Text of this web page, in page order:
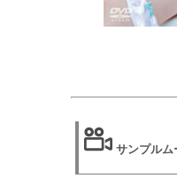
サンプルム